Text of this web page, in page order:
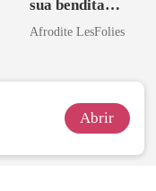
sua bendita
ruína
Afrodite LesFolies
Abrir